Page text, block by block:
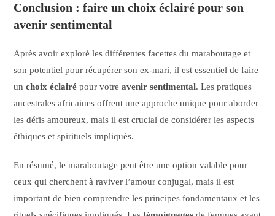
Conclusion : faire un choix éclairé pour son
avenir sentimental
Après avoir exploré les différentes facettes du maraboutage et
son potentiel pour récupérer son ex-mari, il est essentiel de faire
unchoix éclairé pour votreavenir sentimental. Les pratiques
ancestrales africaines offrent une approche unique pour aborder
les défis amoureux, mais il est crucial de considérer les aspects
éthiques et spirituels impliqués.
En résumé, le maraboutage peut être une option valable pour
ceux qui cherchent à raviver l’amour conjugal, mais il est
important de bien comprendre les principes fondamentaux et les